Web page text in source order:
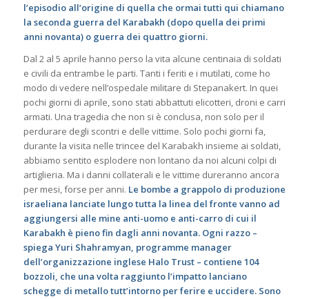
l’episodio all’origine di quella che ormai tutti qui chiamano
la seconda guerra del Karabakh (dopo quella dei primi
anni novanta) o guerra dei quattro giorni.
Dal 2 al 5 aprile hanno perso la vita alcune centinaia di soldati
e civili da entrambe le parti. Tanti i feriti e i mutilati, come ho
modo di vedere nell’ospedale militare di Stepanakert. In quei
pochi giorni di aprile, sono stati abbattuti elicotteri, droni e carri
armati. Una tragedia che non si è conclusa, non solo per il
perdurare degli scontri e delle vittime. Solo pochi giorni fa,
durante la visita nelle trincee del Karabakh insieme ai soldati,
abbiamo sentito esplodere non lontano da noi alcuni colpi di
artiglieria. Ma i danni collaterali e le vittime dureranno ancora
per mesi, forse per anni. Le bombe a grappolo di produzione
israeliana lanciate lungo tutta la linea del fronte vanno ad
aggiungersi alle mine anti-uomo e anti-carro di cui il
Karabakh è pieno fin dagli anni novanta. Ogni razzo –
spiega Yuri Shahramyan, programme manager
dell’organizzazione inglese Halo Trust – contiene 104
bozzoli, che una volta raggiunto l’impatto lanciano
schegge di metallo tutt’intorno per ferire e uccidere. Sono